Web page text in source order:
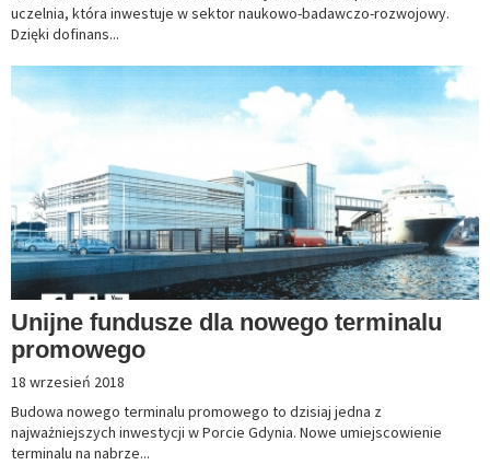
uczelnia, która inwestuje w sektor naukowo-badawczo-rozwojowy.
Dzięki dofinans...
Unijne fundusze dla nowego terminalu
promowego
18 wrzesień 2018
Budowa nowego terminalu promowego to dzisiaj jedna z
najważniejszych inwestycji w Porcie Gdynia. Nowe umiejscowienie
terminalu na nabrze...